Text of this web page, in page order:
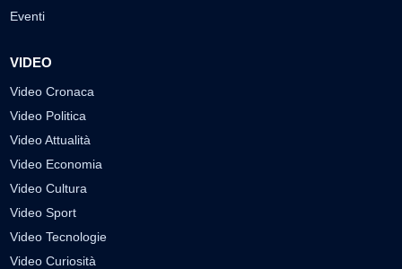
Eventi
VIDEO
Video Cronaca
Video Politica
Video Attualità
Video Economia
Video Cultura
Video Sport
Video Tecnologie
Video Curiosità